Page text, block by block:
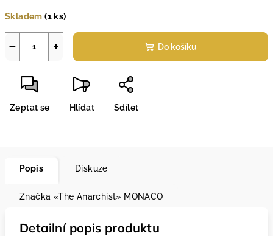
Skladem(1 ks)
+
− Do košíku
Zeptat se Hlídat Sdílet
Popis Diskuze
Značka «The Anarchist» MONACO
Detailní popis produktu